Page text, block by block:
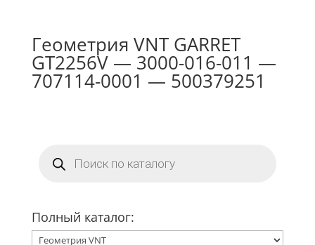
Геометрия VNT GARRET
GT2256V — 3000-016-011 —
707114-0001 — 500379251
товаров
Полный каталог: